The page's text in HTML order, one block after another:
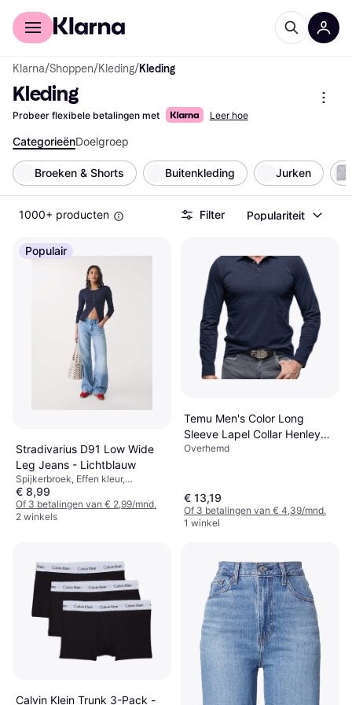
Voor shoppers
Klarna/Shoppen/Kleding/Kleding
Kleding
Probeer flexibele betalingen met Leer hoe
CategorieënDoelgroep
Broeken & Shorts Buitenkleding Jurken
1000+ producten Filter Populariteit
Populair
Stradivarius D91 Low Wide
Leg Jeans - Lichtblauw
Spijkerbroek, Effen kleur,
Materiaal: Denim, Katoen
€ 8,99
Of 3 betalingen van € 2,99/mnd.
2 winkels
Temu Men's Color Long
Sleeve Lapel Collar Henley
Shirt
Overhemd
€ 13,19
Of 3 betalingen van € 4,39/mnd.
1 winkel
Calvin Klein Trunk 3-Pack -